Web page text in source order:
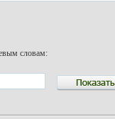
словам: